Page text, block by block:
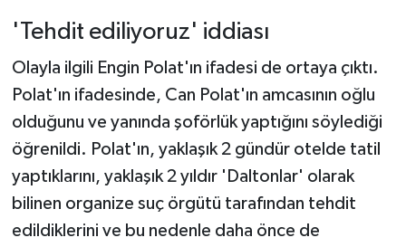
'Tehdit ediliyoruz' iddiası
Olayla ilgili Engin Polat'ın ifadesi de ortaya çıktı.
Polat'ın ifadesinde, Can Polat'ın amcasının oğlu
olduğunu ve yanında şoförlük yaptığını söylediği
öğrenildi. Polat'ın, yaklaşık 2 gündür otelde tatil
yaptıklarını, yaklaşık 2 yıldır 'Daltonlar' olarak
bilinen organize suç örgütü tarafından tehdit
edildiklerini ve bu nedenle daha önce de